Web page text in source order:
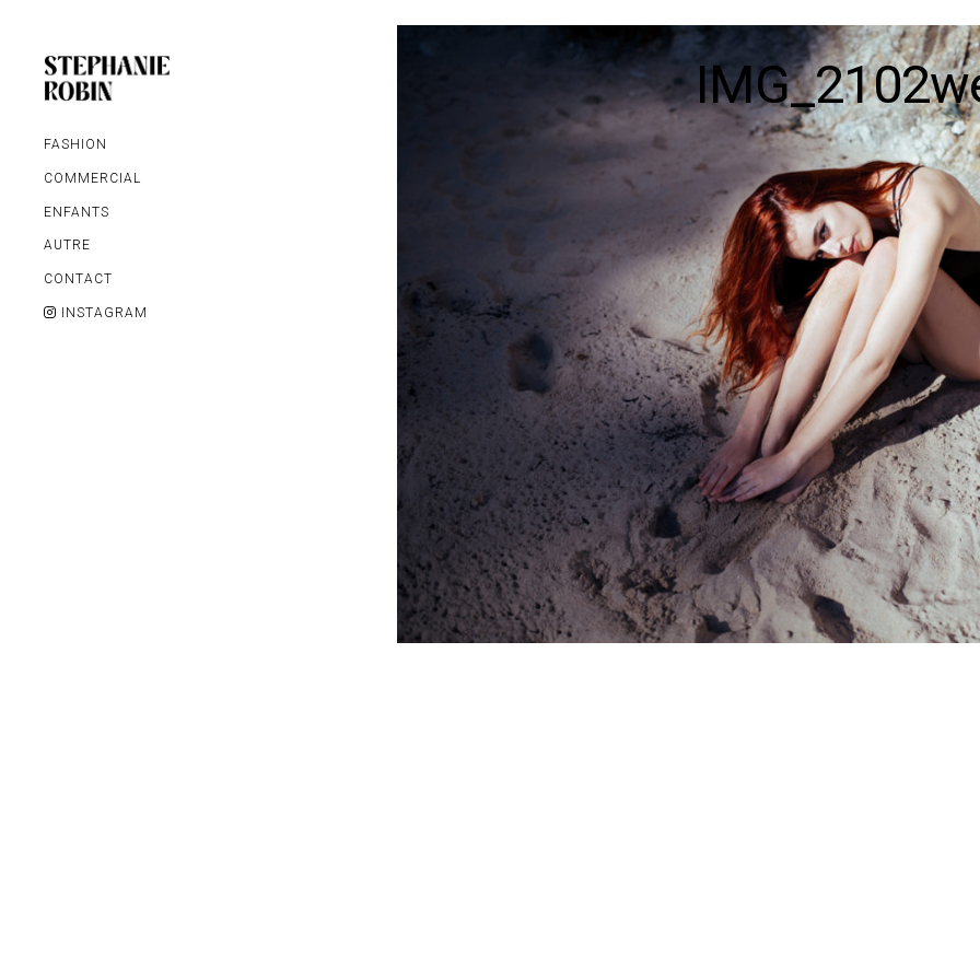
FASHION
COMMERCIAL
ENFANTS
AUTRE
MARIAGE / FAMILLE /
CONTACT
INSTAGRAM